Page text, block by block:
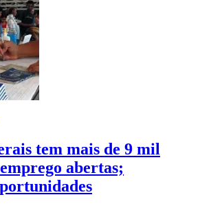
tem mais de 9 mil
abertas;